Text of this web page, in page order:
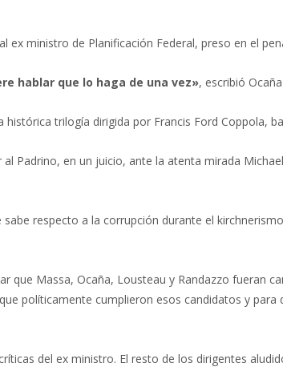
ministro de Planificación Federal, preso en el
hablar que lo haga de una vez», escribió
trilogía dirigida por Francis Ford Coppola,
Padrino, en un juicio, ante la atenta mirada
respecto a la corrupción durante el
que Massa, Ocaña, Lousteau y Randazzo fueran
políticamente cumplieron esos candidatos y
del ex ministro. El resto de los dirigentes